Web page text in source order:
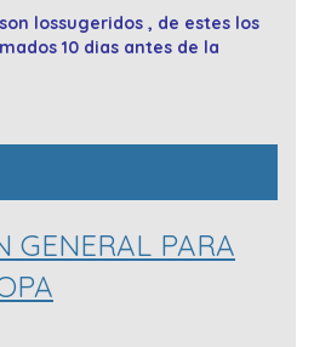
lossugeridos , de estes los
10 dias antes de la
GENERAL PARA